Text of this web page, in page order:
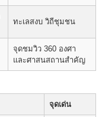
ทะเลสงบ วิถีชุมชน
จุดชมวิว 360 องศา
และศาสนสถานสำคัญ
จุดเด่น